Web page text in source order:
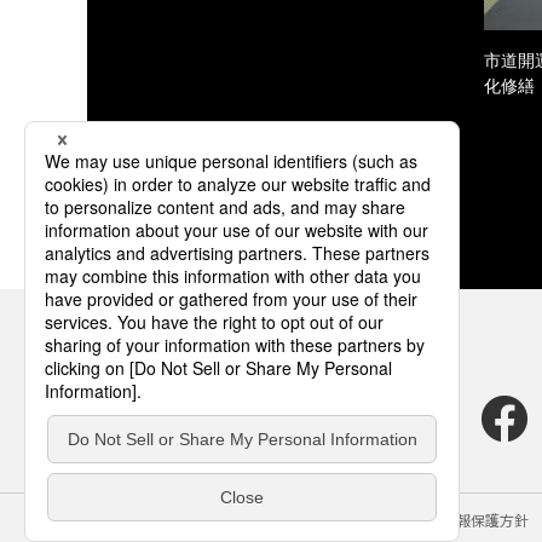
市道開
化修繕
サイトのご利用にあたって クッキーポリシー 個人情報保護方針